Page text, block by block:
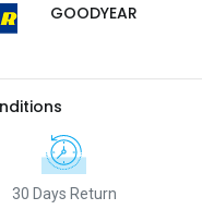
GOODYEAR
30 Days Return